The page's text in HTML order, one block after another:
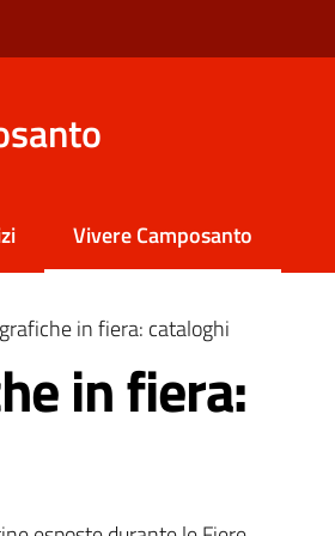
Vivere Camposanto
Menu selezionato
in fiera: cataloghi
in fiera: